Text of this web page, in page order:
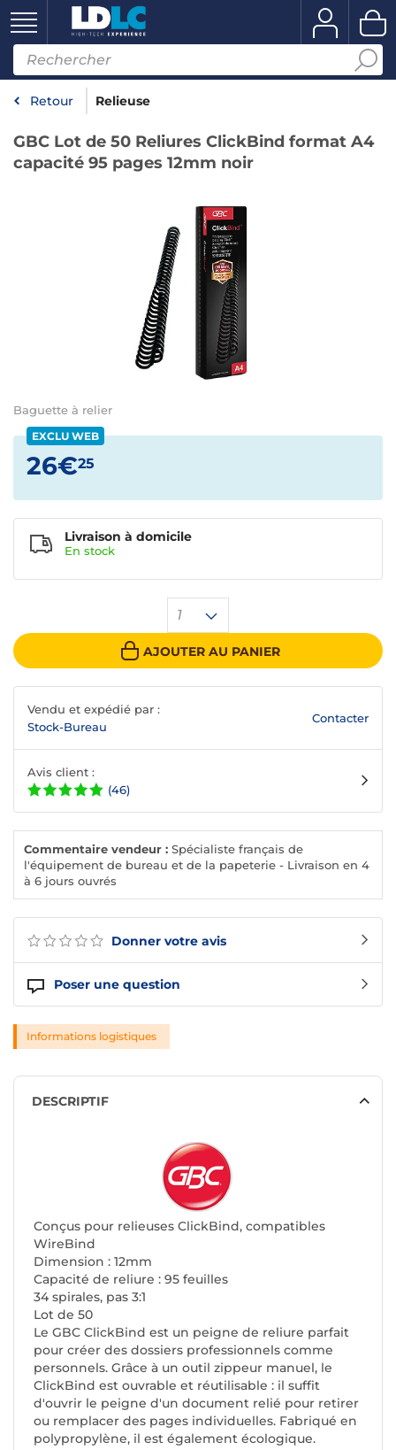
Retour Relieuse
GBC Lot de 50 Reliures ClickBind format A4
capacité 95 pages 12mm noir
Baguette à relier
Donner votre avis
Poser une question
EXCLU WEB
26€25
1
AJOUTER AU PANIER
Livraison à domicile
En stock
Vendu et expédié par :
Stock-Bureau
Contacter
Avis client :
(46)
Commentaire vendeur : Spécialiste français de
l'équipement de bureau et de la papeterie - Livraison en 4
à 6 jours ouvrés
Informations logistiques
DESCRIPTIF
Conçus pour relieuses ClickBind, compatibles
WireBind
Dimension : 12mm
Capacité de reliure : 95 feuilles
34 spirales, pas 3:1
Lot de 50
Le GBC ClickBind est un peigne de reliure parfait
pour créer des dossiers professionnels comme
personnels. Grâce à un outil zippeur manuel, le
ClickBind est ouvrable et réutilisable : il suffit
d'ouvrir le peigne d'un document relié pour retirer
ou remplacer des pages individuelles. Fabriqué en
polypropylène, il est également écologique.